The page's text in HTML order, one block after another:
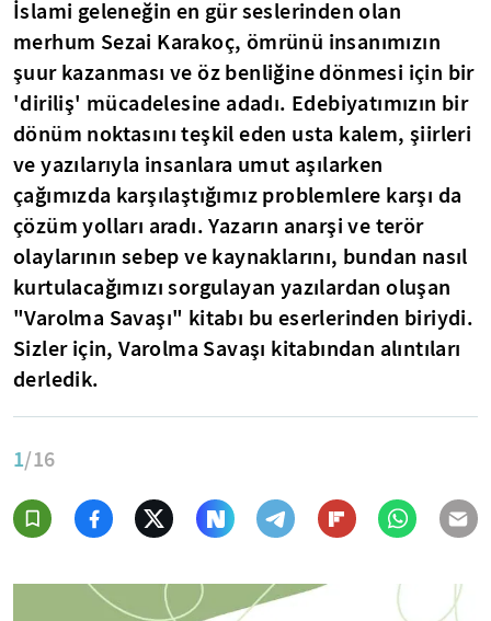
İslami geleneğin en gür seslerinden olan
merhum Sezai Karakoç, ömrünü insanımızın
şuur kazanması ve öz benliğine dönmesi için bir
'diriliş' mücadelesine adadı. Edebiyatımızın bir
dönüm noktasını teşkil eden usta kalem, şiirleri
ve yazılarıyla insanlara umut aşılarken
çağımızda karşılaştığımız problemlere karşı da
çözüm yolları aradı. Yazarın anarşi ve terör
olaylarının sebep ve kaynaklarını, bundan nasıl
kurtulacağımızı sorgulayan yazılardan oluşan
"Varolma Savaşı" kitabı bu eserlerinden biriydi.
Sizler için, Varolma Savaşı kitabından alıntıları
derledik.
1/16